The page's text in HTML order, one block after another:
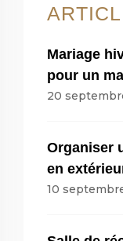
Mariage
pour un
20
Organiser
en
10